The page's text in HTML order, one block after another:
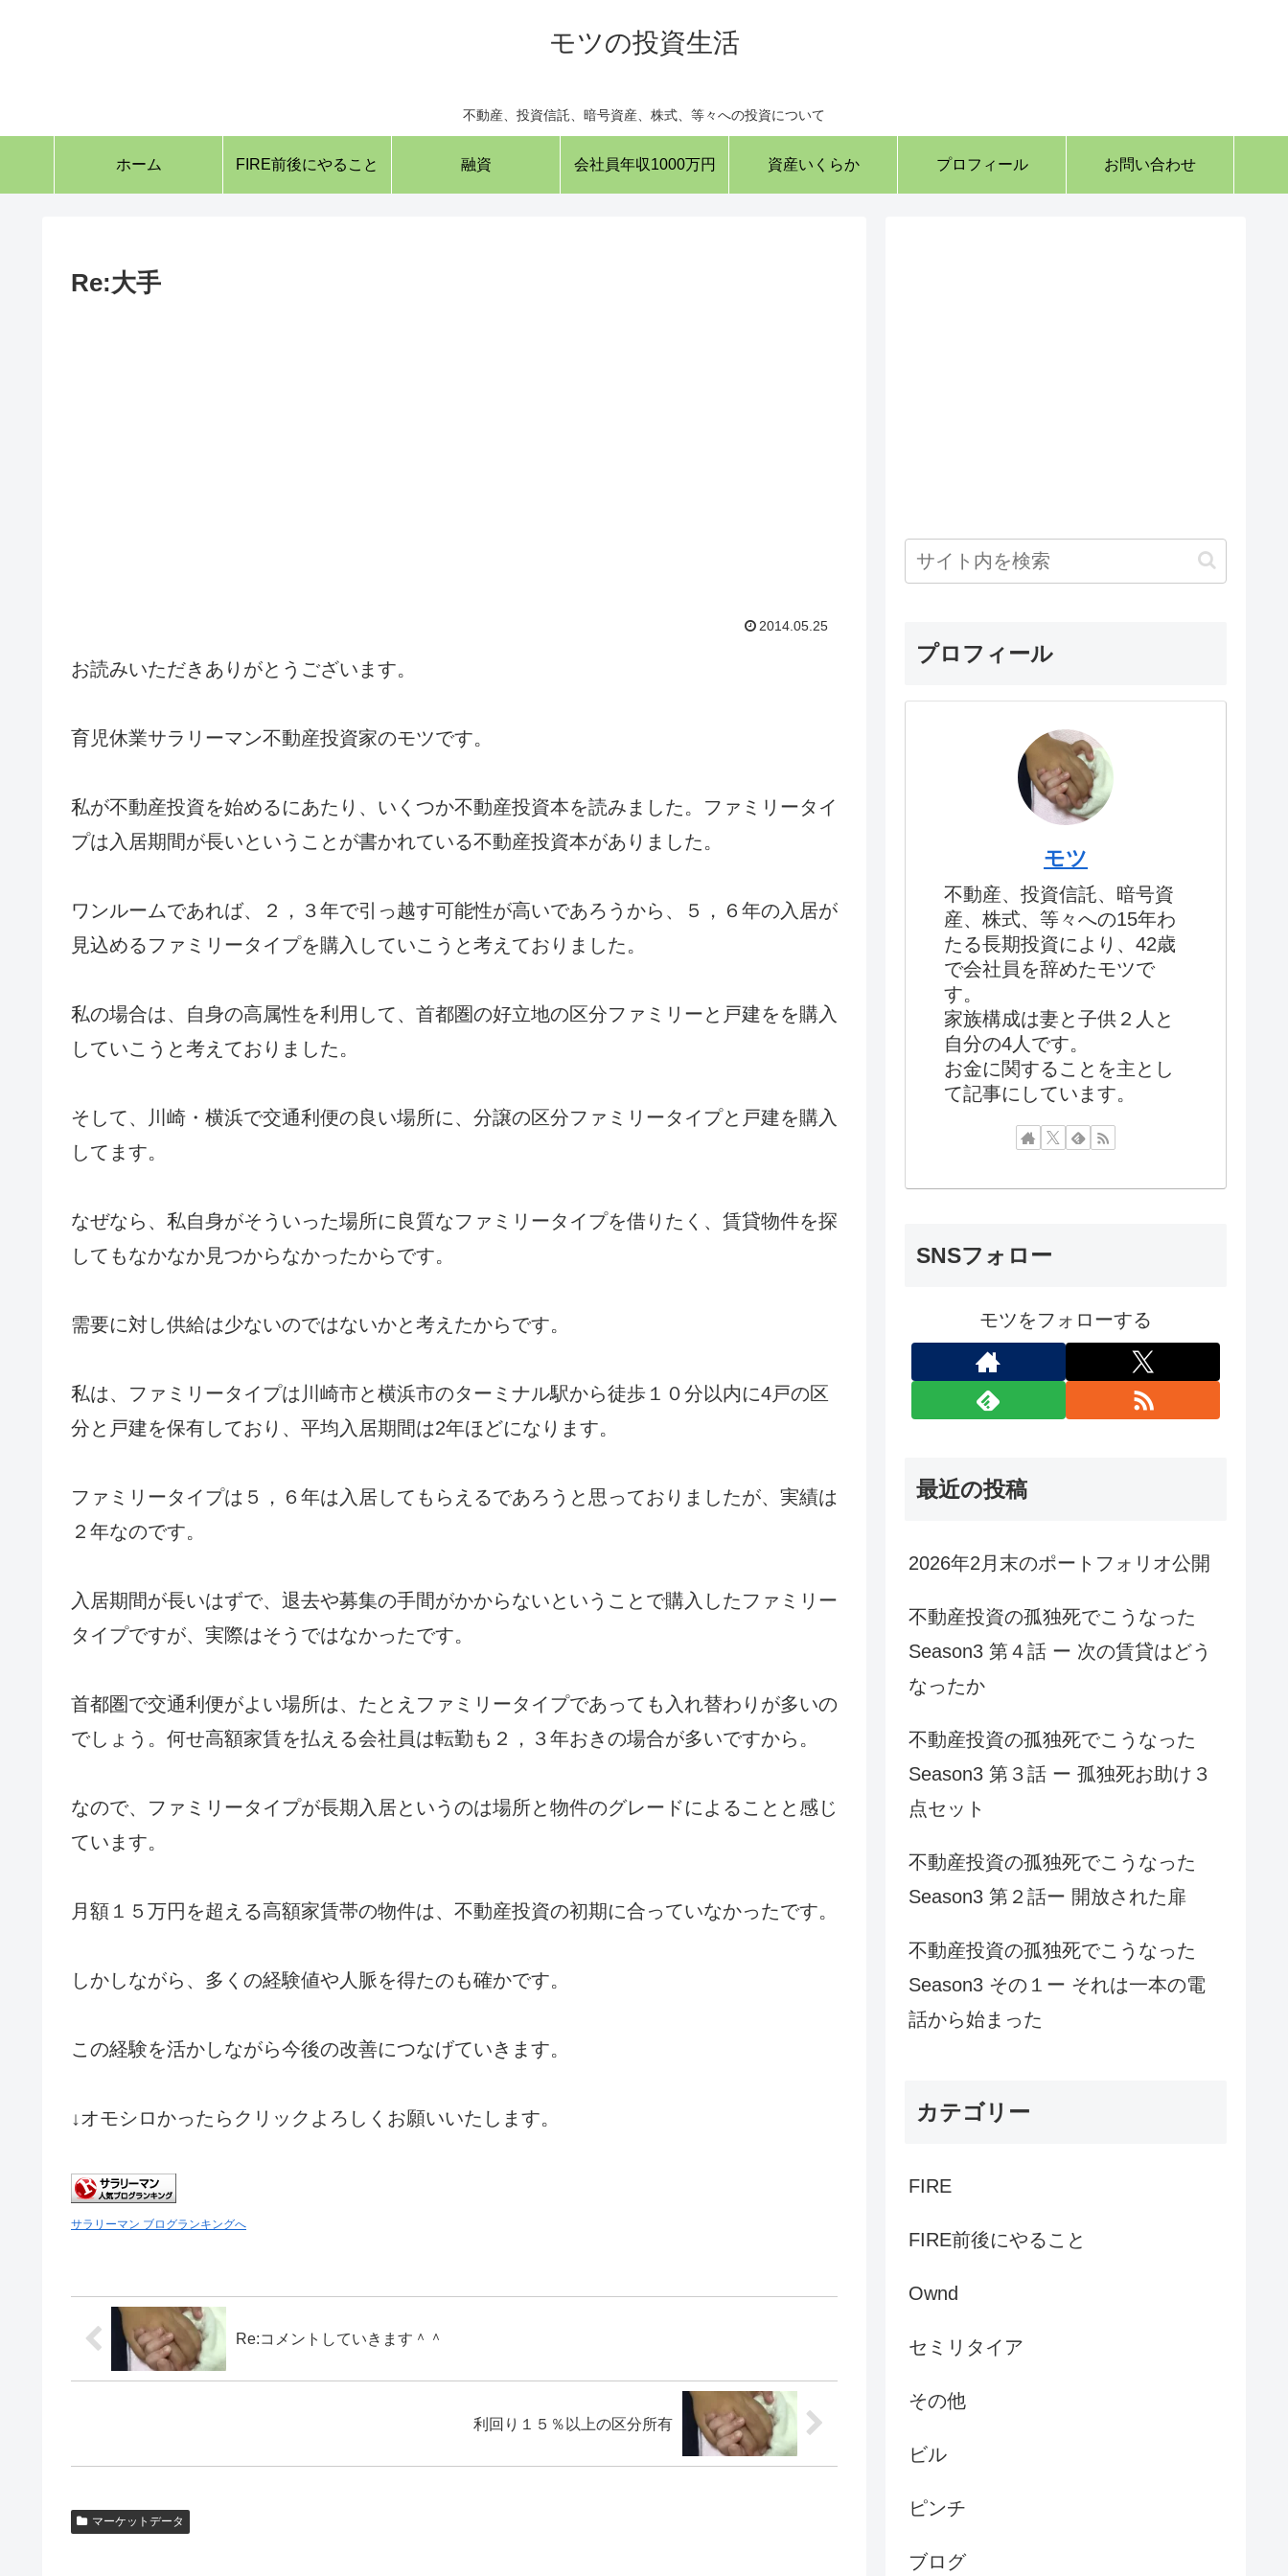
モツの投資生活
不動産、投資信託、暗号資産、株式、等々への投資について
ホーム FIRE前後にやること 融資 会社員年収1000万円 資産いくらか プロフィール お問い合わせ
Re:大手
2014.05.25
お読みいただきありがとうございます。
育児休業サラリーマン不動産投資家のモツです。
私が不動産投資を始めるにあたり、いくつか不動産投資本を読みました。ファミリータイ
プは入居期間が長いということが書かれている不動産投資本がありました。
ワンルームであれば、２，３年で引っ越す可能性が高いであろうから、５，６年の入居が
見込めるファミリータイプを購入していこうと考えておりました。
私の場合は、自身の高属性を利用して、首都圏の好立地の区分ファミリーと戸建をを購入
していこうと考えておりました。
そして、川崎・横浜で交通利便の良い場所に、分譲の区分ファミリータイプと戸建を購入
してます。
なぜなら、私自身がそういった場所に良質なファミリータイプを借りたく、賃貸物件を探
してもなかなか見つからなかったからです。
需要に対し供給は少ないのではないかと考えたからです。
私は、ファミリータイプは川崎市と横浜市のターミナル駅から徒歩１０分以内に4戸の区
分と戸建を保有しており、平均入居期間は2年ほどになります。
ファミリータイプは５，６年は入居してもらえるであろうと思っておりましたが、実績は
２年なのです。
入居期間が長いはずで、退去や募集の手間がかからないということで購入したファミリー
タイプですが、実際はそうではなかったです。
首都圏で交通利便がよい場所は、たとえファミリータイプであっても入れ替わりが多いの
でしょう。何せ高額家賃を払える会社員は転勤も２，３年おきの場合が多いですから。
なので、ファミリータイプが長期入居というのは場所と物件のグレードによることと感じ
ています。
月額１５万円を超える高額家賃帯の物件は、不動産投資の初期に合っていなかったです。
しかしながら、多くの経験値や人脈を得たのも確かです。
この経験を活かしながら今後の改善につなげていきます。
↓オモシロかったらクリックよろしくお願いいたします。
サラリーマン ブログランキングへ
Re:コメントしていきます＾＾
利回り１５％以上の区分所有
マーケットデータ
プロフィール
モツ
不動産、投資信託、暗号資
産、株式、等々への15年わ
たる長期投資により、42歳
で会社員を辞めたモツで
す。
家族構成は妻と子供２人と
自分の4人です。
お金に関することを主とし
て記事にしています。
SNSフォロー
モツをフォローする
最近の投稿
2026年2月末のポートフォリオ公開
不動産投資の孤独死でこうなった
Season3 第４話 ー 次の賃貸はどう
なったか
不動産投資の孤独死でこうなった
Season3 第３話 ー 孤独死お助け３
点セット
不動産投資の孤独死でこうなった
Season3 第２話ー 開放された扉
不動産投資の孤独死でこうなった
Season3 その１ー それは一本の電
話から始まった
カテゴリー
FIRE
FIRE前後にやること
Ownd
セミリタイア
その他
ビル
ピンチ
ブログ